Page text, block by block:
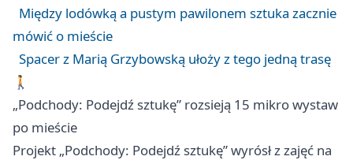
Między lodówką a pustym pawilonem sztuka zacznie
mówić o mieście
Spacer z Marią Grzybowską ułoży z tego jedną trasę
🚶
„Podchody: Podejdź sztukę” rozsieją 15 mikro wystaw
po mieście
Projekt „Podchody: Podejdź sztukę” wyrósł z zajęć na